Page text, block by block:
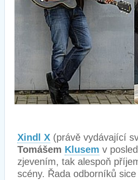
Xindl X (právě vydávající
Tomášem Klusem v
zjevením, tak alespoň
scény. Řada odborníků